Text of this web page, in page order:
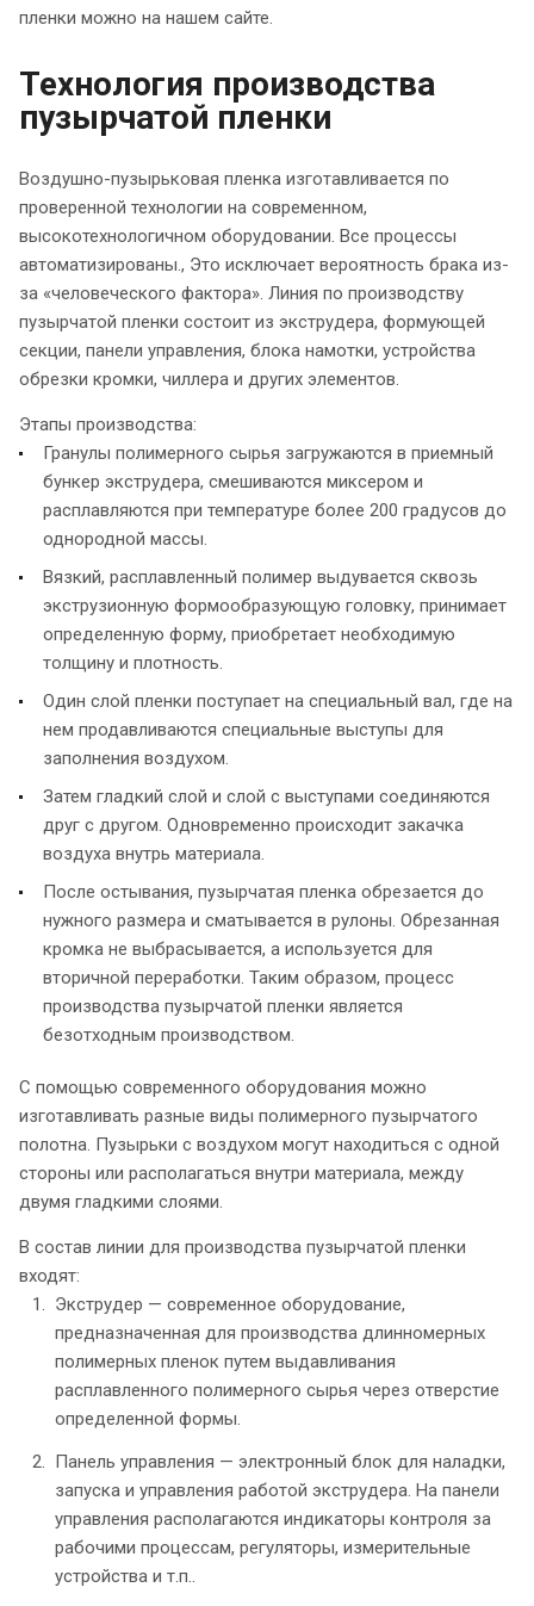
пленки можно на нашем сайте.
Технология производства
пузырчатой пленки
Воздушно-пузырьковая пленка изготавливается по
проверенной технологии на современном,
высокотехнологичном оборудовании. Все процессы
автоматизированы., Это исключает вероятность брака из-
за «человеческого фактора». Линия по производству
пузырчатой пленки состоит из экструдера, формующей
секции, панели управления, блока намотки, устройства
обрезки кромки, чиллера и других элементов.
Этапы производства:
Гранулы полимерного сырья загружаются в приемный
бункер экструдера, смешиваются миксером и
расплавляются при температуре более 200 градусов до
однородной массы.
Вязкий, расплавленный полимер выдувается сквозь
экструзионную формообразующую головку, принимает
определенную форму, приобретает необходимую
толщину и плотность.
Один слой пленки поступает на специальный вал, где на
нем продавливаются специальные выступы для
заполнения воздухом.
Затем гладкий слой и слой с выступами соединяются
друг с другом. Одновременно происходит закачка
воздуха внутрь материала.
После остывания, пузырчатая пленка обрезается до
нужного размера и сматывается в рулоны. Обрезанная
кромка не выбрасывается, а используется для
вторичной переработки. Таким образом, процесс
производства пузырчатой пленки является
безотходным производством.
С помощью современного оборудования можно
изготавливать разные виды полимерного пузырчатого
полотна. Пузырьки с воздухом могут находиться с одной
стороны или располагаться внутри материала, между
двумя гладкими слоями.
В состав линии для производства пузырчатой пленки
входят:
Экструдер — современное оборудование,
предназначенная для производства длинномерных
полимерных пленок путем выдавливания
расплавленного полимерного сырья через отверстие
определенной формы.
Панель управления — электронный блок для наладки,
запуска и управления работой экструдера. На панели
управления располагаются индикаторы контроля за
рабочими процессам, регуляторы, измерительные
устройства и т.п..